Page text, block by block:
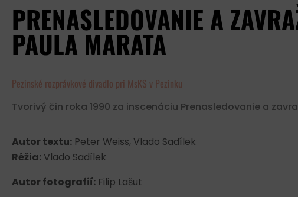
PRENASLEDOVANIE A
PAULA MARATA
Pezinské rozprávkové divadlo pri MsKS v Pezinku
Tvorivý čin roka 1990 za inscenáciu Prenasledovanie a
Autor textu: Peter Weiss, Vlado Sadílek
Réžia: Vlado Sadílek
Autor fotografií: Filip Lašut